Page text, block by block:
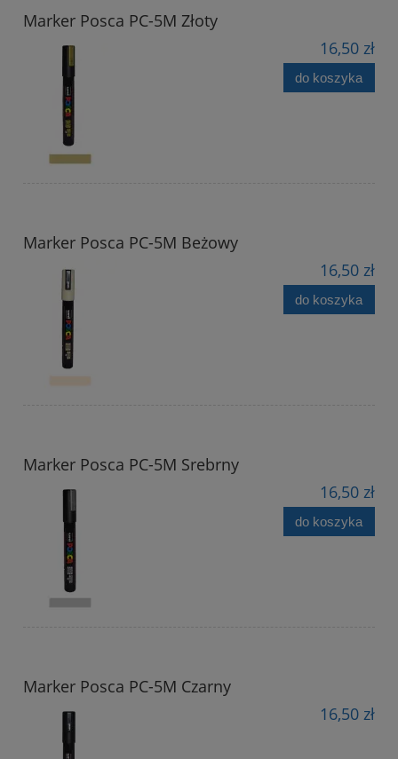
Marker Posca PC-5M Złoty
16,50 zł
do koszyka
Marker Posca PC-5M Beżowy
16,50 zł
do koszyka
Marker Posca PC-5M Srebrny
16,50 zł
do koszyka
Marker Posca PC-5M Czarny
16,50 zł